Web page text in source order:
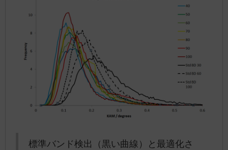
標準バンド検出（黒い曲線）と最適化さ